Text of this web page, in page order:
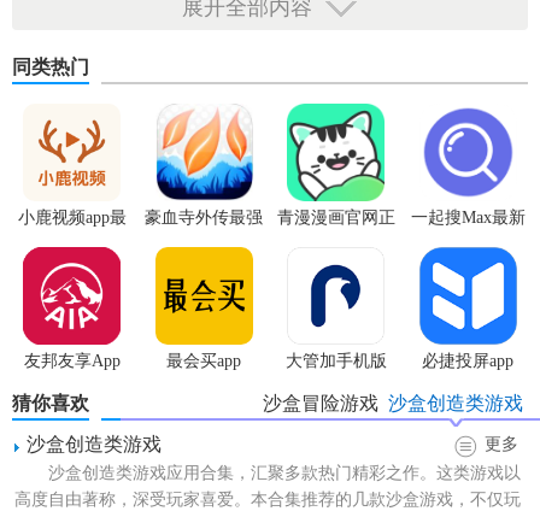
境，玩家可以自由探索并发现隐藏的秘密。
3. 神秘生物：游戏中存在着各种神秘生物，它们有的友好，
有的凶猛，玩家可以与它们互动，甚至驯服它们成为自己的
伙伴。
4. 多样玩法：除了建造和探索外，游戏还包含了丰富的任务
和挑战，让玩家在享受游戏乐趣的同时，也能获得满满的成
就感。
5. 精美画面：游戏采用了高清画质和细腻的光影效果，为玩
家呈现了一个真实而美丽的游戏世界。
【创造与冒险汉化版过程】
1. 初入世界：玩家在游戏开始时，将身处一个简陋的营地，
需要利用周围的资源来建造自己的基础设施。
展开全部内容
同类热门
小鹿视频app最
新版
豪血寺外传最强
传说无限血版
青漫漫画官网正
一起搜Max最新
版
友邦友享App 最会买app 大管加手机版 必捷投屏app
猜你喜欢 沙盒创造类游戏
沙盒冒险游戏
沙盒创造类游戏
更多
沙盒创造类游戏应用合集，汇聚多款热门精彩之作。这类游戏以
高度自由著称，深受玩家喜爱。本合集推荐的几款沙盒游戏，不仅玩